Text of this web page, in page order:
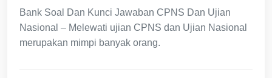
Bank Soal Dan Kunci Jawaban CPNS Dan Ujian
Nasional – Melewati ujian CPNS dan Ujian Nasional
merupakan mimpi banyak orang.